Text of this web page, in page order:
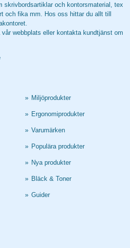
skrivbordsartiklar och kontorsmaterial, tex
och fika mm. Hos oss hittar du allt till
webbplats eller kontakta kundtjänst om
» Miljöprodukter
» Ergonomiprodukter
» Varumärken
» Populära produkter
» Nya produkter
» Bläck & Toner
» Guider